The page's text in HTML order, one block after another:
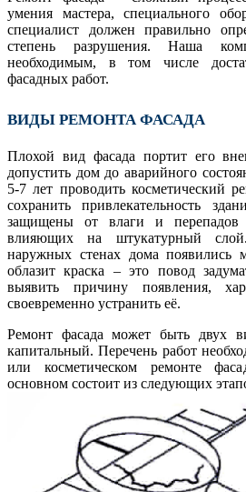
умения мастера, специального
специалист должен правильно
степень разрушения. Наша
необходимым, в том числе
фасадных работ.
ВИДЫ РЕМОНТА ФАСАДА
Плохой вид фасада портит его
допустить дом до аварийного
5-7 лет проводить косметический
сохранить привлекательность
защищены от влаги и перепадов
влияющих на штукатурный
наружных стенах дома появились
облазит краска – это повод
выявить причину появления,
своевременно устранить её.
Ремонт фасада может быть двух
капитальный. Перечень работ
или косметическом ремонте
основном состоит из следующих